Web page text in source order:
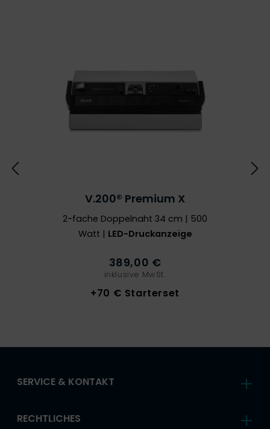
V.200® Premium X
2-fache Doppelnaht 34 cm | 500
Watt | LED-Druckanzeige
389,00 €
inklusive MwSt.
+70 € Starterset
SERVICE & KONTAKT
RECHTLICHES